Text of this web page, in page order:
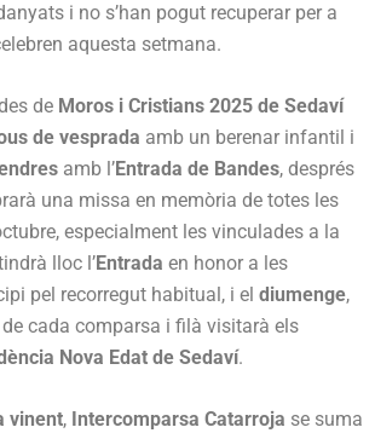
i no s’han pogut recuperar per a
aquesta setmana.
de Moros i Cristians 2025 de Sedaví
de vesprada amb un berenar infantil i
amb l’Entrada de Bandes, després
una missa en memòria de totes les
especialment les vinculades a la
lloc l’Entrada en honor a les
pel recorregut habitual, i el diumenge,
cada comparsa i filà visitarà els
Nova Edat de Sedaví.
vinent, Intercomparsa Catarroja se suma